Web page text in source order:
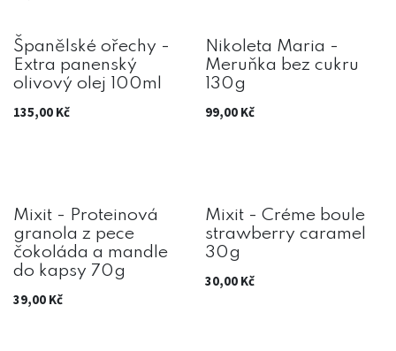
Španělské ořechy -
Extra panenský
olivový olej 100ml
135,00 Kč
Nikoleta Maria -
Meruňka bez cukru
130g
99,00Kč
Mixit - Proteinová
granola z pece
čokoláda a mandle
do kapsy 70g
39,00 Kč
Mixit - Créme boule
strawberry caramel
30g
30,00Kč